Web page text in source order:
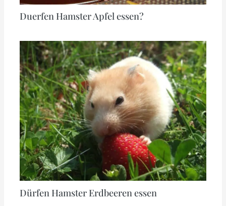
Duerfen Hamster Apfel essen?
Dürfen Hamster Erdbeeren essen